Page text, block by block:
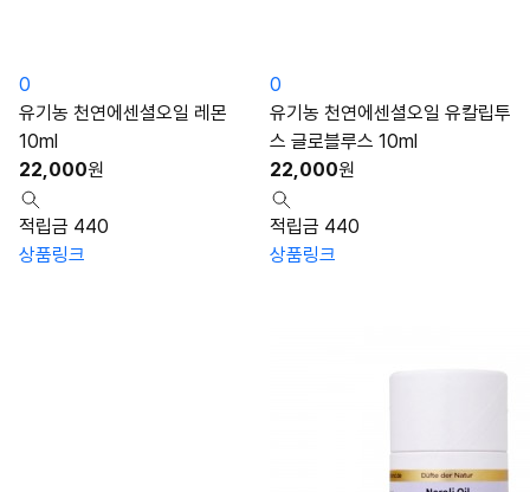
0
유기농 천연에센셜오일 레몬
10ml
22,000원
적립금 440
상품링크
0
유기농 천연에센셜오일 유칼립투
스 글로블루스 10ml
22,000원
적립금 440
상품링크